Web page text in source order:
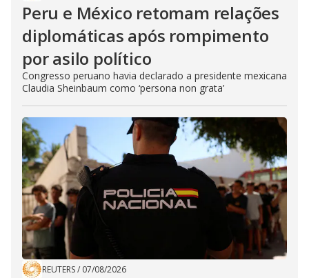
Peru e México retomam relações
diplomáticas após rompimento
por asilo político
Congresso peruano havia declarado a presidente mexicana
Claudia Sheinbaum como ‘persona non grata’
REUTERS/ 07/08/2026